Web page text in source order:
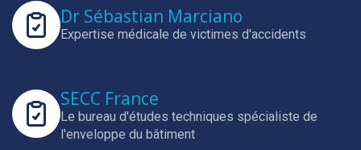
Dr Sébastian Marciano
Expertise médicale de victimes d'accidents
SECC France
Le bureau d'études techniques spécialiste de
l'enveloppe du bâtiment